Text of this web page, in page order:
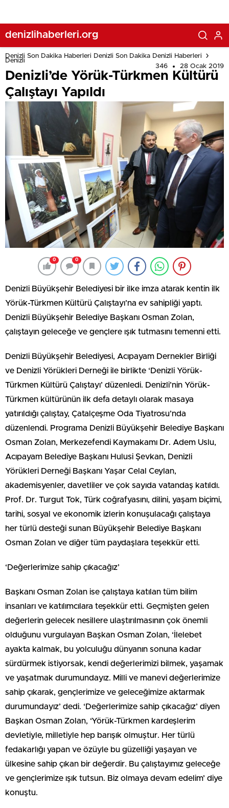
denizlihaberleri.org
Denizli Son Dakika Haberleri Denizli Son Dakika Denizli Haberleri
Denizli
346
28 Ocak 2019
Denizli’de Yörük-Türkmen Kültürü
Çalıştayı Yapıldı
0 0
Denizli Büyükşehir Belediyesi bir ilke imza atarak kentin ilk
Yörük-Türkmen Kültürü Çalıştayı’na ev sahipliği yaptı.
Denizli Büyükşehir Belediye Başkanı Osman Zolan,
çalıştayın geleceğe ve gençlere ışık tutmasını temenni etti.
Denizli Büyükşehir Belediyesi, Acıpayam Dernekler Birliği
ve Denizli Yörükleri Derneği ile birlikte ‘Denizli Yörük-
Türkmen Kültürü Çalıştayı’ düzenledi. Denizli’nin Yörük-
Türkmen kültürünün ilk defa detaylı olarak masaya
yatırıldığı çalıştay, Çatalçeşme Oda Tiyatrosu’nda
düzenlendi. Programa Denizli Büyükşehir Belediye Başkanı
Osman Zolan, Merkezefendi Kaymakamı Dr. Adem Uslu,
Acıpayam Belediye Başkanı Hulusi Şevkan, Denizli
Yörükleri Derneği Başkanı Yaşar Celal Ceylan,
akademisyenler, davetliler ve çok sayıda vatandaş katıldı.
Prof. Dr. Turgut Tok, Türk coğrafyasını, dilini, yaşam biçimi,
tarihi, sosyal ve ekonomik izlerin konuşulacağı çalıştaya
her türlü desteği sunan Büyükşehir Belediye Başkanı
Osman Zolan ve diğer tüm paydaşlara teşekkür etti.
‘Değerlerimize sahip çıkacağız’
Başkanı Osman Zolan ise çalıştaya katılan tüm bilim
insanları ve katılımcılara teşekkür etti. Geçmişten gelen
değerlerin gelecek nesillere ulaştırılmasının çok önemli
olduğunu vurgulayan Başkan Osman Zolan, ‘İlelebet
ayakta kalmak, bu yolculuğu dünyanın sonuna kadar
sürdürmek istiyorsak, kendi değerlerimizi bilmek, yaşamak
ve yaşatmak durumundayız. Milli ve manevi değerlerimize
sahip çıkarak, gençlerimize ve geleceğimize aktarmak
durumundayız’ dedi. ‘Değerlerimize sahip çıkacağız’ diyen
Başkan Osman Zolan, ‘Yörük-Türkmen kardeşlerim
devletiyle, milletiyle hep barışık olmuştur. Her türlü
fedakarlığı yapan ve özüyle bu güzelliği yaşayan ve
ülkesine sahip çıkan bir değerdir. Bu çalıştayımız geleceğe
ve gençlerimize ışık tutsun. Biz olmaya devam edelim’ diye
konuştu.